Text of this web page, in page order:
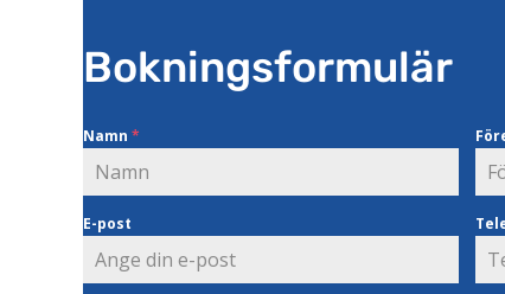
Bokningsformulär
Namn *
E-post